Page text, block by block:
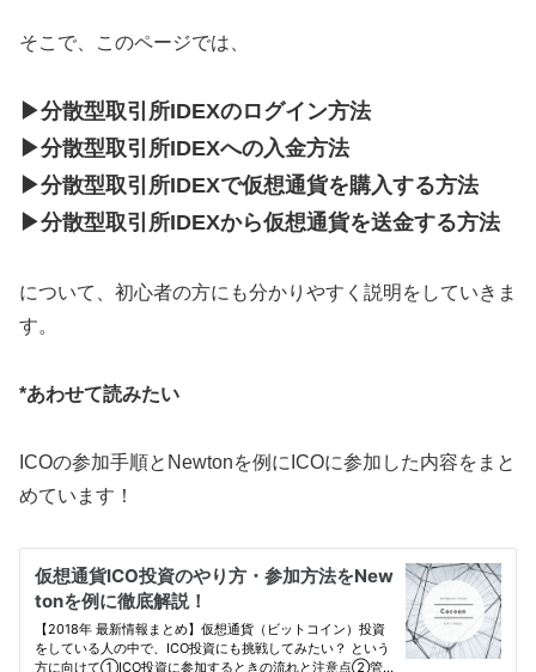
そこで、このページでは、
▶分散型取引所IDEXのログイン方法
▶分散型取引所IDEXへの入金方法
▶分散型取引所IDEXで仮想通貨を購入する方法
▶分散型取引所IDEXから仮想通貨を送金する方法
について、初心者の方にも分かりやすく説明をしていきま
す。
*あわせて読みたい
ICOの参加手順とNewtonを例にICOに参加した内容をまと
めています！